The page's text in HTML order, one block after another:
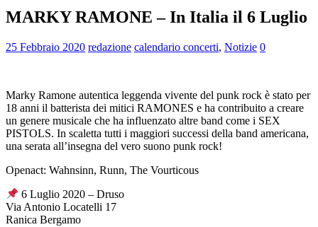
MARKY RAMONE – In Italia il 6 Luglio
25 Febbraio 2020 redazione calendario concerti, Notizie 0
Marky Ramone autentica leggenda vivente del punk rock è stato per
18 anni il batterista dei mitici RAMONES e ha contribuito a creare
un genere musicale che ha influenzato altre band come i SEX
PISTOLS. In scaletta tutti i maggiori successi della band americana,
una serata all’insegna del vero suono punk rock!
Openact: Wahnsinn, Runn, The Vourticous
6 Luglio 2020 – Druso
Via Antonio Locatelli 17
Ranica Bergamo